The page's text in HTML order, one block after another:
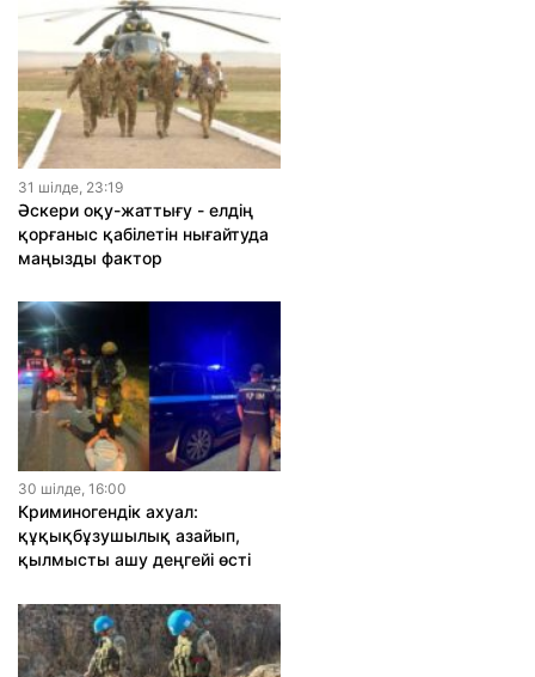
31 шiлде, 23:19
Әскери оқу-жаттығу - елдің
қорғаныс қабілетін нығайтуда
маңызды фактор
30 шiлде, 16:00
Криминогендік ахуал:
құқықбұзушылық азайып,
қылмысты ашу деңгейі өсті